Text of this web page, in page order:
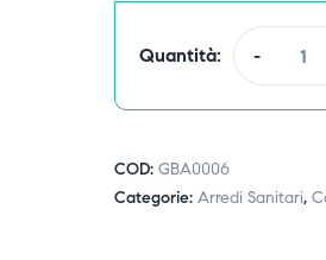
Quantità: -
COD: GBA0006
Categorie: Arredi Sanitari,